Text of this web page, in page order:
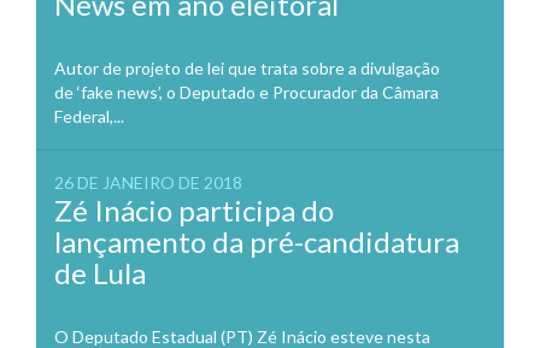
Autor de projeto de lei que trata sobre a divulgação
de ‘fake news’, o Deputado e Procurador da Câmara
Federal,...
26 DE JANEIRO DE 2018
Zé Inácio participa do
lançamento da pré-candidatura
de Lula
O Deputado Estadual (PT) Zé Inácio esteve nesta